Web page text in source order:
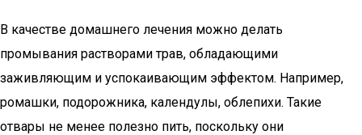
В качестве домашнего лечения можно делать
промывания растворами трав, обладающими
заживляющим и успокаивающим эффектом. Например,
ромашки, подорожника, календулы, облепихи. Такие
отвары не менее полезно пить, поскольку они